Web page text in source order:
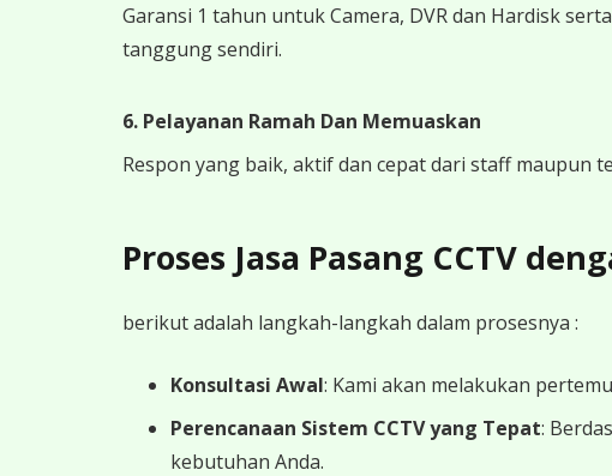
Garansi 1 tahun untuk Camera, DVR dan Hardisk
tanggung sendiri.
6. Pelayanan Ramah Dan Memuaskan
Respon yang baik, aktif dan cepat dari staff maupun
Proses Jasa Pasang CCTV
berikut adalah langkah-langkah dalam prosesnya :
Konsultasi Awal: Kami akan melakukan
Perencanaan Sistem CCTV yang Tepat:
kebutuhan Anda.